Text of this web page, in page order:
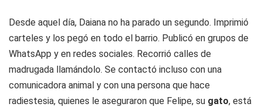
Desde aquel día, Daiana no ha parado un segundo. Imprimió
carteles y los pegó en todo el barrio. Publicó en grupos de
WhatsApp y en redes sociales. Recorrió calles de
madrugada llamándolo. Se contactó incluso con una
comunicadora animal y con una persona que hace
radiestesia, quienes le aseguraron que Felipe, su gato, está